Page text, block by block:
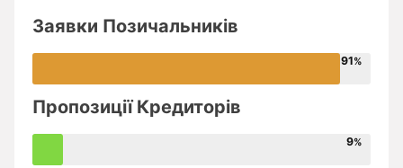
Заявки Позичальників
91
Пропозиції Кредиторів
9